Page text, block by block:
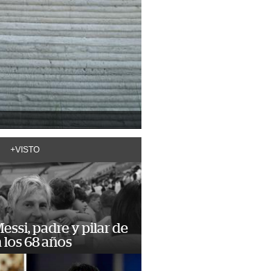
+VISTO
padre y pilar de
los 68 años